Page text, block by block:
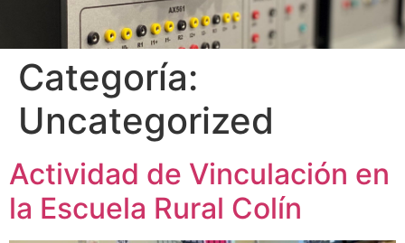
Categoría:
Uncategorized
Actividad de Vinculación en
la Escuela Rural Colín